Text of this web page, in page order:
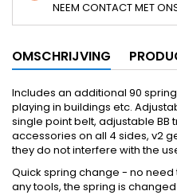
NEEM CONTACT MET
OMSCHRIJVING
Includes an additional 90
playing in buildings etc.
single point belt, adjustable BB
accessories on all 4 sides, v2
they do not interfere with the
Quick spring change - no
any tools, the spring is